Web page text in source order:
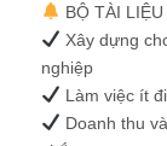
BỘ TÀI
Xây dựng
nghiệp
Làm việc ít
Doanh thu